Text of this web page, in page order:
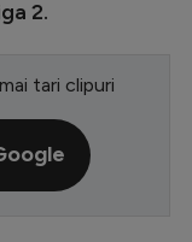
2.
tari clipuri